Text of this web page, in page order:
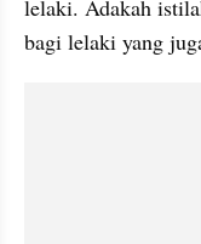
lelaki. Adakah
bagi lelaki yang